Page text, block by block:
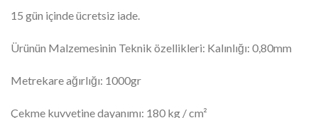
15 gün içinde ücretsiz iade.
Ürünün Malzemesinin Teknik özellikleri: Kalınlığı: 0,80mm
Metrekare ağırlığı: 1000gr
Çekme kuvvetine dayanımı: 180 kg / cm²